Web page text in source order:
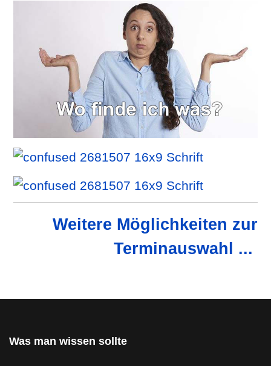
Weitere Möglichkeiten zur
Terminauswahl ...
Was man wissen sollte